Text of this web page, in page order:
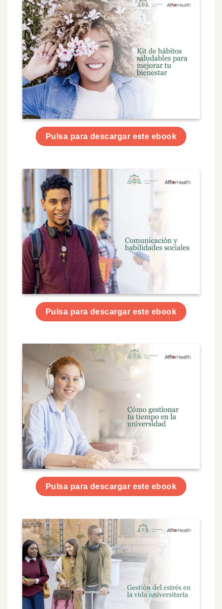
Pulsa para descargar este ebook
Pulsa para descargar este ebook
Pulsa para descargar este ebook